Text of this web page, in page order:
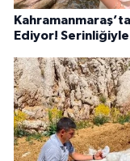
Ediyor!